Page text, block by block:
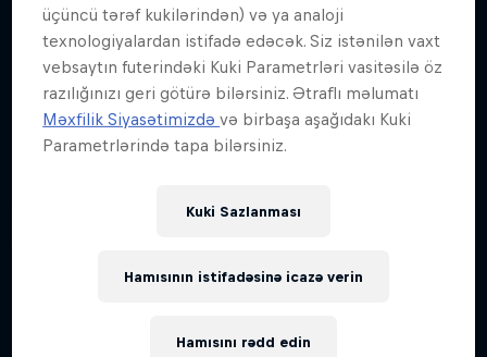
üçüncü tərəf kukilərindən) və ya analoji
texnologiyalardan istifadə edəcək. Siz istənilən vaxt
vebsaytın futerindəki Kuki Parametrləri vasitəsilə öz
razılığınızı geri götürə bilərsiniz. Ətraflı məlumatı
Məxfilik Siyasətimizdəvə birbaşa aşağıdakı Kuki
Parametrlərində tapa bilərsiniz.
Kuki Sazlanması
Hamısını rədd edin
Hamısının istifadəsinə icazə verin